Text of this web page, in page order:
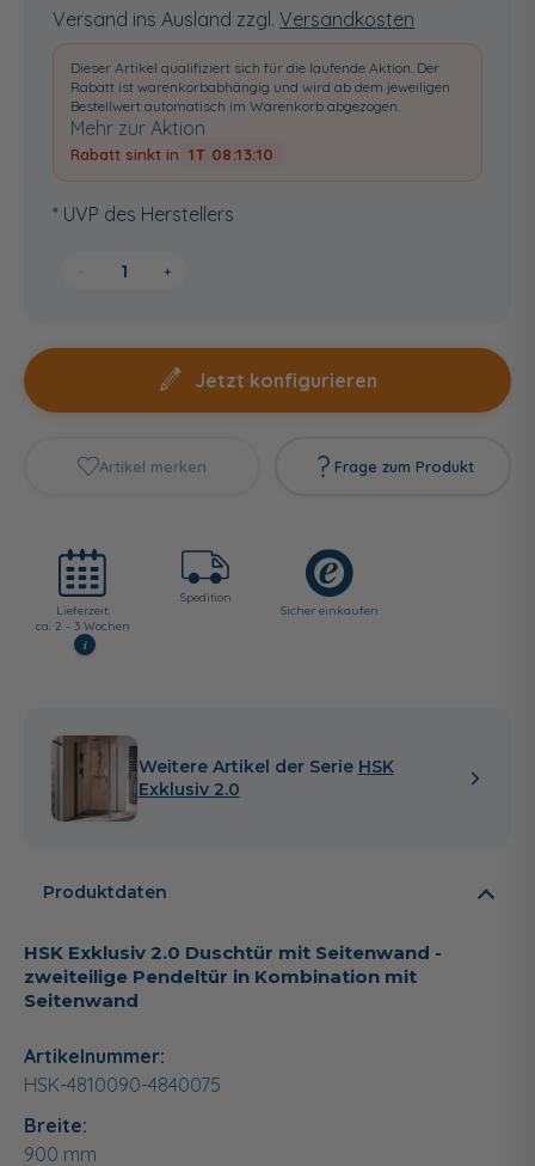
Versand ins Ausland zzgl. Versandkosten
Dieser Artikel qualifiziert sich für die laufende Aktion. Der
Rabatt ist warenkorbabhängig und wird ab dem jeweiligen
Bestellwert automatisch im Warenkorb abgezogen.
Mehr zur Aktion
Rabatt sinkt in 1T 08:13:10
* UVP des Herstellers
+
Jetzt konfigurieren
Artikel merken Frage zum Produkt
Lieferzeit:
ca. 2 - 3 Wochen
i
Spedition
Sicher einkaufen
Weitere Artikel der Serie HSK
Exklusiv 2.0
Produktdaten
HSK Exklusiv 2.0 Duschtür mit Seitenwand -
zweiteilige Pendeltür in Kombination mit
Seitenwand
Artikelnummer:
HSK-4810090-4840075
Breite:
900 mm